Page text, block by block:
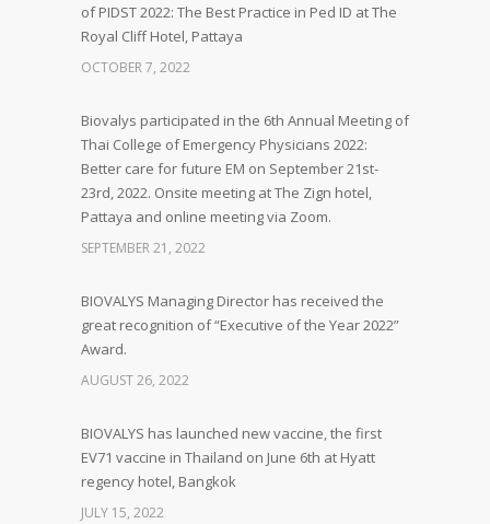
of PIDST 2022: The Best Practice in Ped ID at The
Royal Cliff Hotel, Pattaya
OCTOBER 7, 2022
Biovalys participated in the 6th Annual Meeting of
Thai College of Emergency Physicians 2022:
Better care for future EM on September 21st-
23rd, 2022. Onsite meeting at The Zign hotel,
Pattaya and online meeting via Zoom.
SEPTEMBER 21, 2022
BIOVALYS Managing Director has received the
great recognition of “Executive of the Year 2022”
Award.
AUGUST 26, 2022
BIOVALYS has launched new vaccine, the first
EV71 vaccine in Thailand on June 6th at Hyatt
regency hotel, Bangkok
JULY 15, 2022